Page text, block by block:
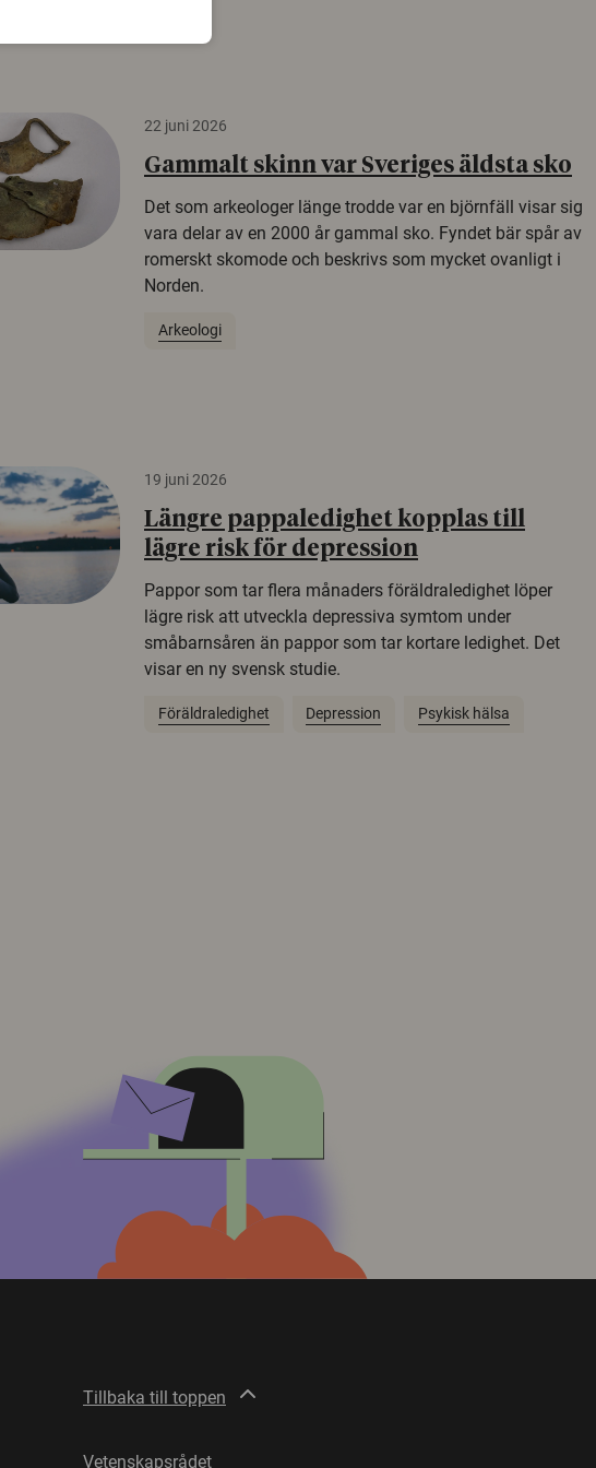
22 juni 2026
Gammalt skinn var Sveriges äldsta sko
Det som arkeologer länge trodde var en björnfäll visar sig
vara delar av en 2000 år gammal sko. Fyndet bär spår av
romerskt skomode och beskrivs som mycket ovanligt i
Norden.
Arkeologi
19 juni 2026
Längre pappaledighet kopplas till
lägre risk för depression
Pappor som tar flera månaders föräldraledighet löper
lägre risk att utveckla depressiva symtom under
småbarnsåren än pappor som tar kortare ledighet. Det
visar en ny svensk studie.
Föräldraledighet Depression Psykisk hälsa
Tillbaka till toppen
Vetenskapsrådet